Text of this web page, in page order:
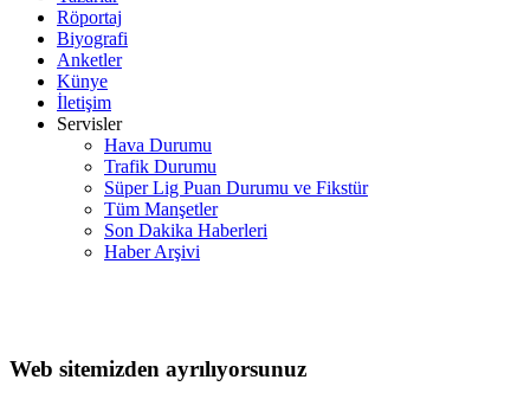
Röportaj
Biyografi
Anketler
Künye
İletişim
Servisler
Hava Durumu
Trafik Durumu
Süper Lig Puan Durumu ve Fikstür
Tüm Manşetler
Son Dakika Haberleri
Haber Arşivi
Web sitemizden ayrılıyorsunuz